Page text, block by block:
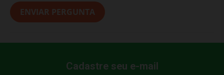
ENVIAR PERGUNTA
Cadastre seu e-mail